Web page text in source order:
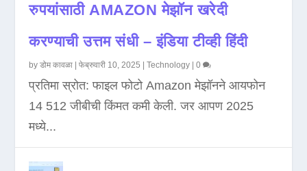
रुपयांसाठी AMAZON मेझॉन खरेदी
करण्याची उत्तम संधी – इंडिया टीव्ही हिंदी
byडोम कावळा |फेब्रुवारी 10, 2025 |Technology |0
प्रतिमा स्रोत: फाइल फोटो Amazon मेझॉनने आयफोन
14 512 जीबीची किंमत कमी केली. जर आपण 2025
मध्ये...